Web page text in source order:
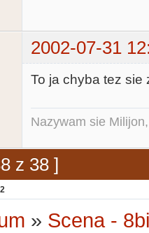
2002-07-31
To ja chyba tez
Nazywam sie
z 38 ]
2
» Scena -